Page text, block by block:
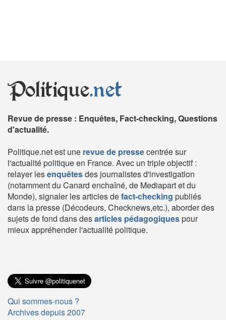
Politique.net
Revue de presse : Enquêtes, Fact-checking, Questions
d'actualité.
Politique.net est une revue de pressecentrée sur
l'actualité politique en France. Avec un triple objectif :
relayer lesenquêtesdes journalistes d'investigation
(notamment du Canard enchaîné, de Mediapart et du
Monde), signaler les articles defact-checking publiés
dans la presse (Décodeurs, Checknews,etc.), aborder des
sujets de fond dans desarticles pédagogiquespour
mieux appréhender l'actualité politique.
Qui sommes-nous ?
Archives depuis 2007